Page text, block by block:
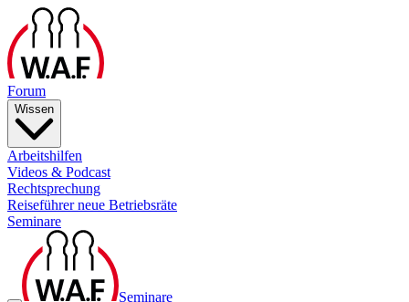
Forum
Wissen
Arbeitshilfen
Videos & Podcast
Rechtsprechung
Reiseführer neue Betriebsräte
Seminare
Seminare